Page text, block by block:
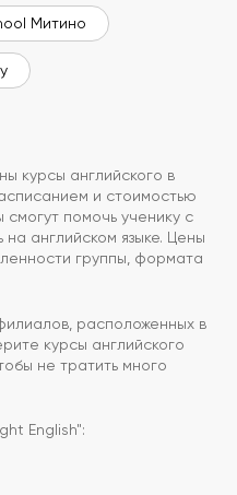
курсы английского в
и стоимостью
помочь ученику с
английском языке. Цены
группы, формата
расположенных в
курсы английского
не тратить много
English":
Митино